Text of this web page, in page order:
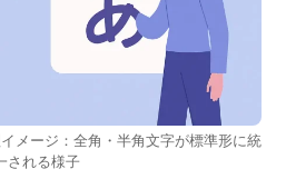
メージ：全角・半角文字が標準形に統
される様子